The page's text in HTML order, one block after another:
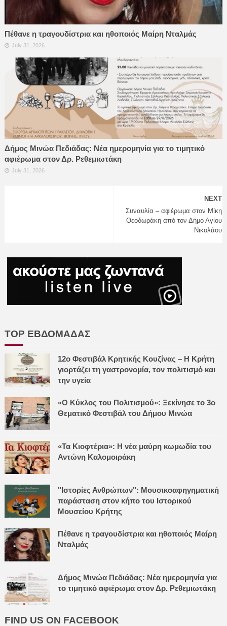
Πέθανε η τραγουδίστρια και ηθοποιός Μαίρη Νταλμάς
July 31, 2026
Δήμος Μινώα Πεδιάδας: Νέα ημερομηνία για το τιμητικό
αφιέρωμα στον Δρ. Ρεθεμιωτάκη
July 31, 2026
NEXT
Συναυλία – αφιέρωμα στον Μίκη
Θεοδωράκη από τον Δήμο Αγίου
Νικολάου
TOP ΕΒΔΟΜΑΔΑΣ
12ο Φεστιβάλ Κρητικής Κουζίνας – Η Κρήτη
γιορτάζει τη γαστρονομία, τον πολιτισμό και
την υγεία
«Ο Κύκλος του Πολιτισμού»: Ξεκίνησε το 3ο
Θεματικό Φεστιβάλ του Δήμου Μινώα
«Τα Κιοφτέρια»: Η νέα μαύρη κωμωδία του
Αντώνη Καλομοιράκη
"Ιστορίες Ανθρώπων": Μουσικοαφηγηματική
παράσταση στον κήπο του Ιστορικού
Μουσείου Κρήτης
Πέθανε η τραγουδίστρια και ηθοποιός Μαίρη
Νταλμάς
Δήμος Μινώα Πεδιάδας: Νέα ημερομηνία για
το τιμητικό αφιέρωμα στον Δρ. Ρεθεμιωτάκη
FIND US ON FACEBOOK